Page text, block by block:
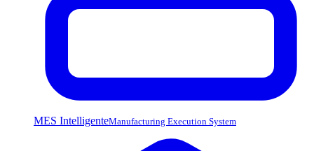
MES IntelligenteManufacturing Execution System